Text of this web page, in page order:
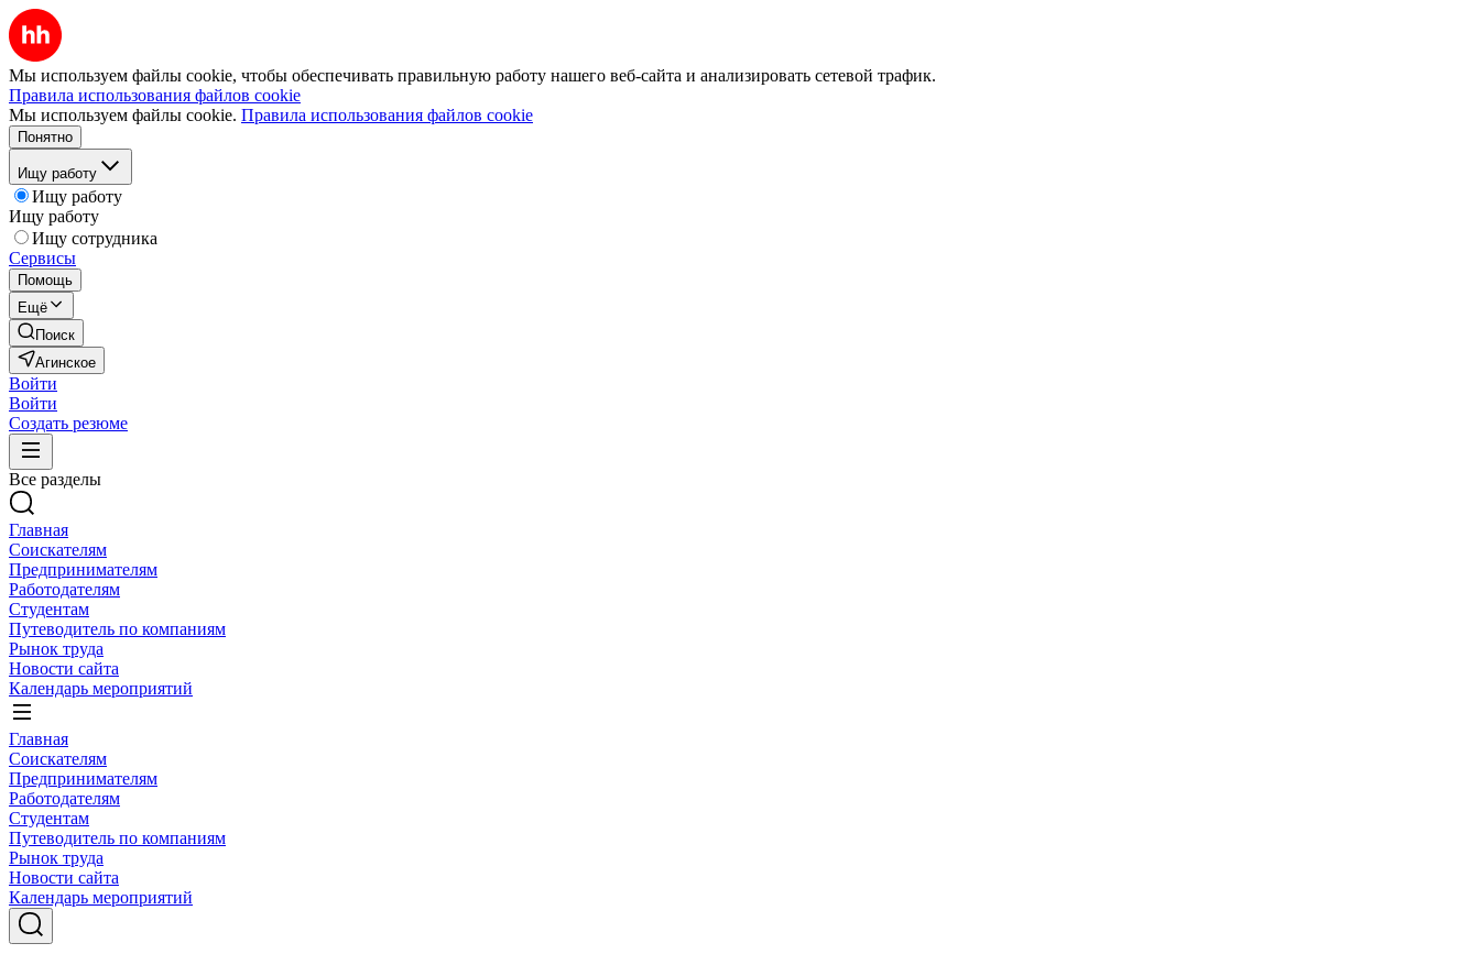
Мы используем файлы cookie, чтобы обеспечивать правильную работу нашего веб-сайта и анализировать сетевой трафик.
Правила использования файлов cookie
Мы используем файлы cookie. Правила использования файлов cookie
Понятно
Ищу работу
Ищу работу
Ищу работу
Ищу сотрудника
Сервисы
Помощь
Ещё
Поиск
Агинское
Войти
Войти
Создать резюме
Все разделы
Главная
Соискателям
Предпринимателям
Работодателям
Студентам
Путеводитель по компаниям
Рынок труда
Новости сайта
Календарь мероприятий
Главная
Соискателям
Предпринимателям
Работодателям
Студентам
Путеводитель по компаниям
Рынок труда
Новости сайта
Календарь мероприятий